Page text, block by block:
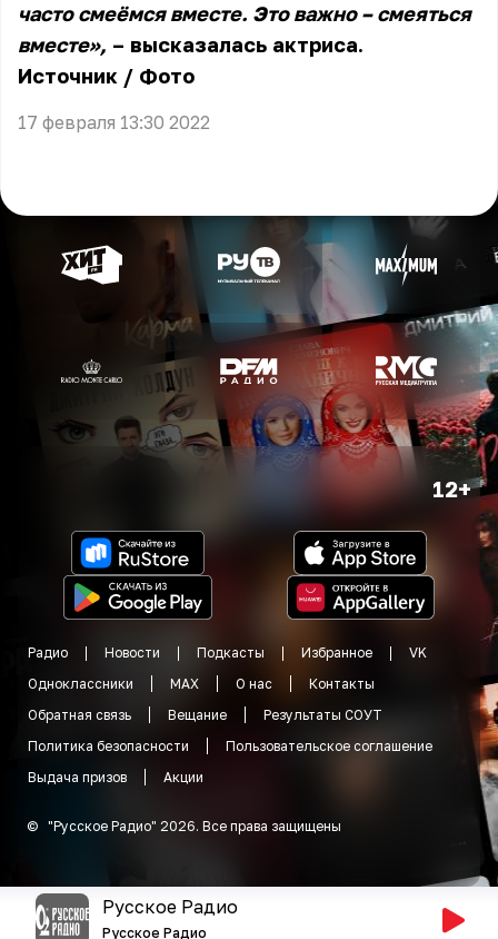
часто смеёмся вместе. Это важно – смеяться
вместе», – высказалась актриса.
Источник / Фото
17 февраля 13:30 2022
12+
Радио Новости Подкасты Избранное
VK
Одноклассники
MAX О нас
Контакты
Обратная связь
Вещание
Результаты СОУТ
Политика безопасности
Пользовательское соглашение
Выдача призов
Акции
© "Русское Радио" 2026. Все права защищены
Русское Радио
Русское Радио